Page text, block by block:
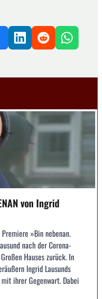
von Ingrid
»Bin nebenan.
nach der Corona-
Hauses zurück. In
Ingrid Lausunds
ihrer Gegenwart. Dabei